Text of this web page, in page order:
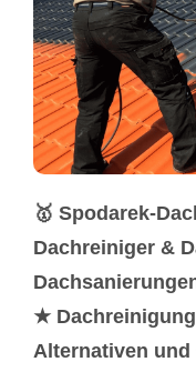
🥇 Spodarek-
Dachreiniger &
★
Alternativen